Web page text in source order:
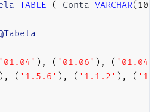
TABLE ( Conta VARCHAR( 100
'01.04' ) , ( '01.06' ) , (
) , ( '1.5.6' ) , ( '1.1.2' ) , (